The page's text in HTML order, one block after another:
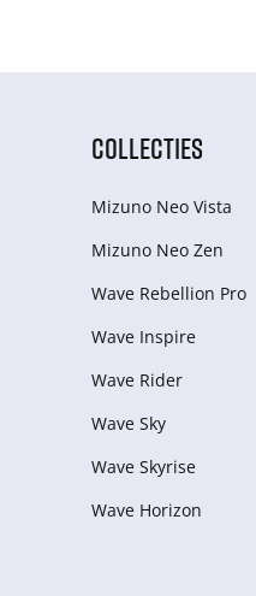
COLLECTIES
Mizuno Neo Vista
Mizuno Neo Zen
Wave Rebellion Pro
Wave Inspire
Wave Rider
Wave Sky
Wave Skyrise
Wave Horizon